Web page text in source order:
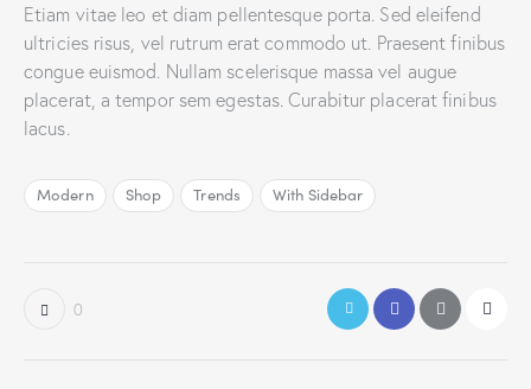
Etiam vitae leo et diam pellentesque porta. Sed eleifend
ultricies risus, vel rutrum erat commodo ut. Praesent finibus
congue euismod. Nullam scelerisque massa vel augue
placerat, a tempor sem egestas. Curabitur placerat finibus
lacus.
Modern Shop Trends With Sidebar
0